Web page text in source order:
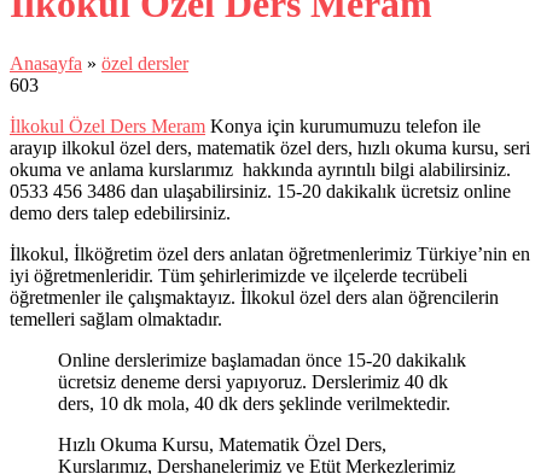
Anasayfa » özel dersler
603
İlkokul Özel Ders Meram Konya için kurumumuzu telefon ile
arayıp ilkokul özel ders, matematik özel ders, hızlı okuma kursu, seri
okuma ve anlama kurslarımız hakkında ayrıntılı bilgi alabilirsiniz.
0533 456 3486 dan ulaşabilirsiniz. 15-20 dakikalık ücretsiz online
demo ders talep edebilirsiniz.
İlkokul, İlköğretim özel ders anlatan öğretmenlerimiz Türkiye’nin en
iyi öğretmenleridir. Tüm şehirlerimizde ve ilçelerde tecrübeli
öğretmenler ile çalışmaktayız. İlkokul özel ders alan öğrencilerin
temelleri sağlam olmaktadır.
Online derslerimize başlamadan önce 15-20 dakikalık
ücretsiz deneme dersi yapıyoruz. Derslerimiz 40 dk
ders, 10 dk mola, 40 dk ders şeklinde verilmektedir.
Hızlı Okuma Kursu, Matematik Özel Ders,
Kurslarımız, Dershanelerimiz ve Etüt Merkezlerimiz